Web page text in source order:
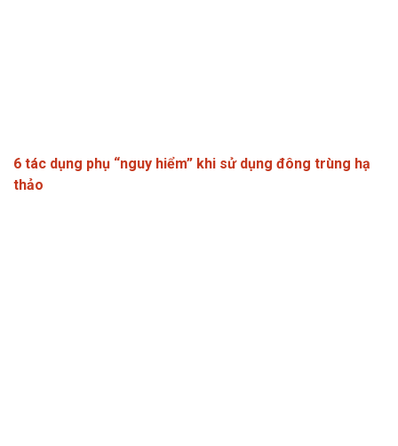
6 tác dụng phụ “nguy hiểm” khi sử dụng đông trùng hạ
thảo